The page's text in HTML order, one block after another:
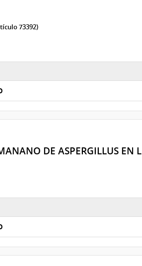
73392)
DE ASPERGILLUS EN